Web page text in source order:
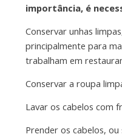
importância, é
Conservar unhas
principalmente para
trabalham em
Conservar a roupa
Lavar os cabelos com
Prender os cabelos,